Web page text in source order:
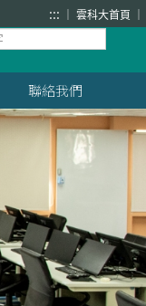
::: 雲科大首頁
聯絡我們